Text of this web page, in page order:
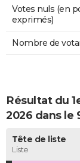
Votes nuls (en
exprimés)
Nombre de
Résultat du
2026 dans le
Tête de liste
Liste